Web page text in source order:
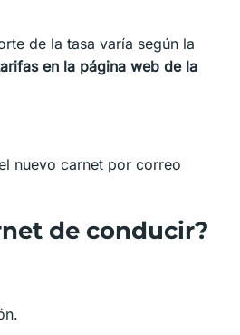
de la tasa varía según la
en la página web de la
nuevo carnet por correo
de conducir?